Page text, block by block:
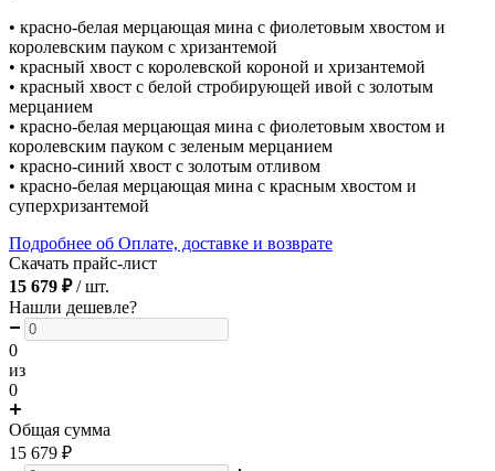
• красно-белая мерцающая мина с фиолетовым хвостом и
королевским пауком с хризантемой
• красный хвост с королевской короной и хризантемой
• красный хвост с белой стробирующей ивой с золотым
мерцанием
• красно-белая мерцающая мина с фиолетовым хвостом и
королевским пауком с зеленым мерцанием
• красно-синий хвост с золотым отливом
• красно-белая мерцающая мина с красным хвостом и
суперхризантемой
Подробнее об Оплате, доставке и возврате
Скачать прайс-лист
15 679 ₽ / шт.
Нашли дешевле?
0
из
0
Общая сумма
15 679 ₽